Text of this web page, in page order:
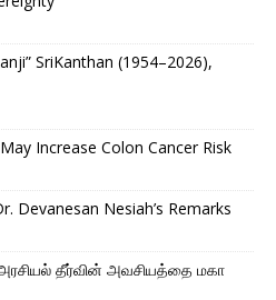
SriKanthan (1954–2026),
Increase Colon Cancer Risk
Devanesan Nesiah’s Remarks
தீர்வின் அவசியத்தை மகா